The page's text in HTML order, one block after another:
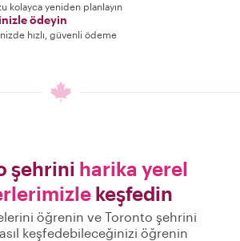
kolayca yeniden planlayın
ödeyin
hızlı, güvenli ödeme
şehrini harika yerel
keşfedin
öğrenin ve Toronto şehrini
keşfedebileceğinizi öğrenin